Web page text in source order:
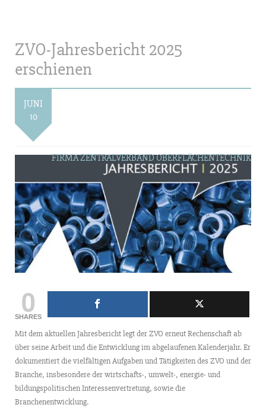
ZVO-Jahresbericht 2025
erschienen
JUNI
10
FIRMA ZENTRALVERBAND OBERFLÄCHENTECHNIK
0
SHARES
Mit dem aktuellen Jahresbericht legt der ZVO erneut Rechenschaft ab
über seine Arbeit und die Entwicklung im abgelaufenen Kalenderjahr. Er
dokumentiert die vielfältigen Aufgaben und Tätigkeiten des ZVO und der
Branche, insbesondere der wirtschafts-, umwelt-, energie- und
bildungspolitischen Interessenvertretung, sowie die
Branchenentwicklung.